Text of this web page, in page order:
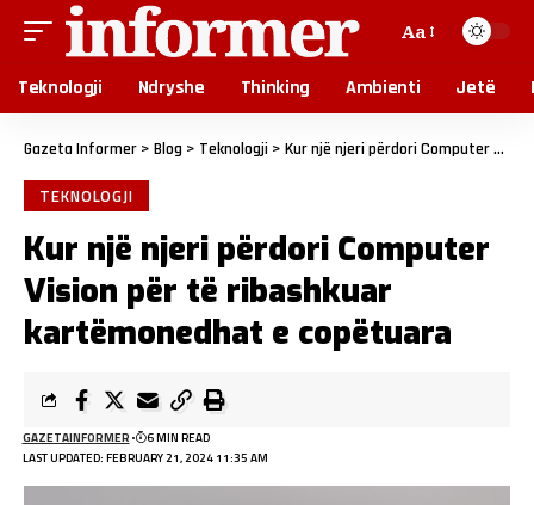
Aa
Teknologji Ndryshe Thinking Ambienti Jetë
Gazeta Informer > Blog > Teknologji > Kur një njeri përdori Computer Vision për të ribashkuar kartëmonedhat e copëtuara
TEKNOLOGJI
Kur një njeri përdori Computer
Vision për të ribashkuar
kartëmonedhat e copëtuara
LAST UPDATED: FEBRUARY 21, 2024 11:35 AM
GAZETAINFORMER 6 MIN READ